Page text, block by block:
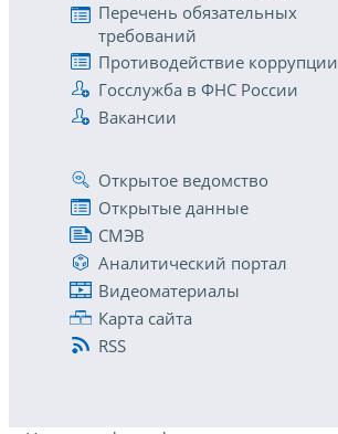
Перечень обязательных
требований
Противодействие коррупции
Госслужба в ФНС России
Вакансии
Открытое ведомство
Открытые данные
СМЭВ
Аналитический портал
Видеоматериалы
Карта сайта
RSS